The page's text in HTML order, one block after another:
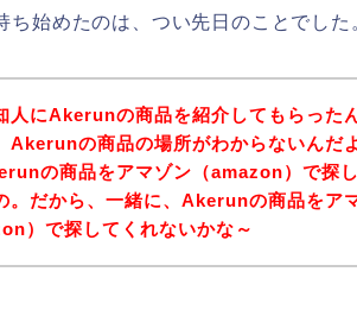
始めたのは、つい先日のことでした
人にAkerunの商品を紹介してもらった
Akerunの商品の場所がわからないんだ
の商品をアマゾン（amazon）で探
。だから、一緒に、Akerunの商品をア
）で探してくれないかな～